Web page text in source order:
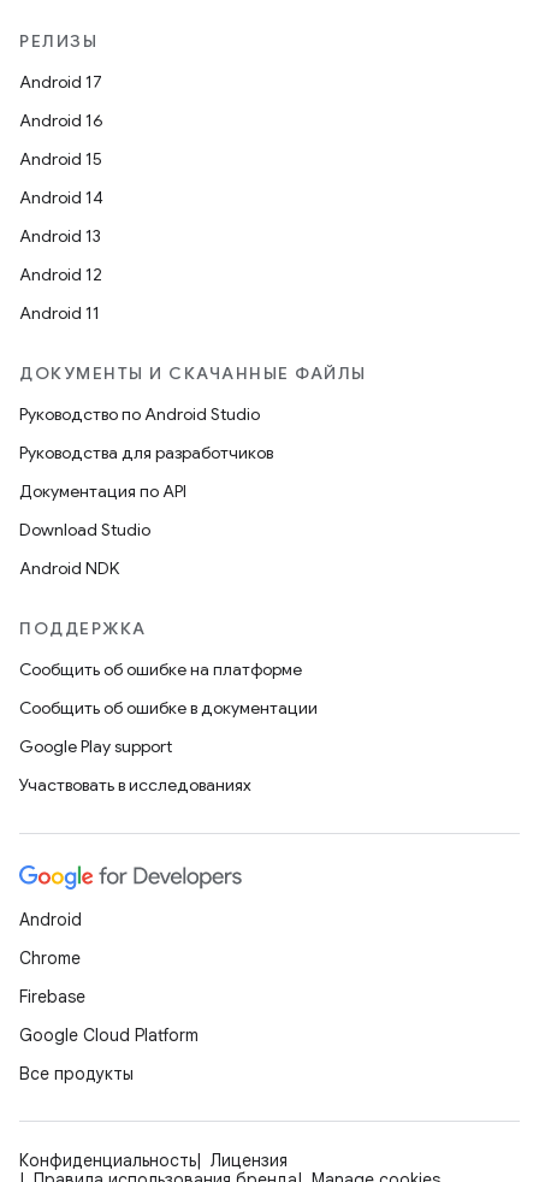
РЕЛИЗЫ
Android 17
Android 16
Android 15
Android 14
Android 13
Android 12
Android 11
ДОКУМЕНТЫ И СКАЧАННЫЕ ФАЙЛЫ
Руководство по Android Studio
Руководства для разработчиков
Документация по API
Download Studio
Android NDK
ПОДДЕРЖКА
Сообщить об ошибке на платформе
Сообщить об ошибке в документации
Google Play support
Участвовать в исследованиях
Android
Chrome
Firebase
Google Cloud Platform
Все продукты
Конфиденциальность
Лицензия